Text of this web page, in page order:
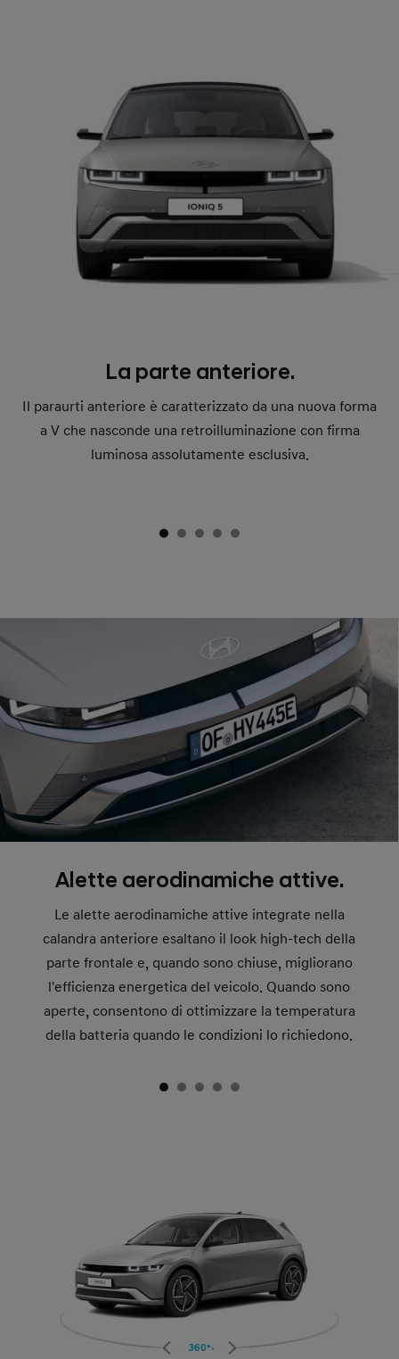
La parte anteriore.
Il paraurti anteriore è caratterizzato da una nuova forma
a V che nasconde una retroilluminazione con firma
luminosa assolutamente esclusiva.
Alette aerodinamiche attive.
Le alette aerodinamiche attive integrate nella
calandra anteriore esaltano il look high-tech della
parte frontale e, quando sono chiuse, migliorano
l'efficienza energetica del veicolo. Quando sono
aperte, consentono di ottimizzare la temperatura
della batteria quando le condizioni lo richiedono.
360°